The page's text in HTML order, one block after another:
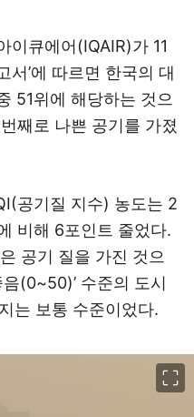
이큐에어(IQAIR)가 11
서’에 따르면 한국의 대
51위에 해당하는 것으
째로 나쁜 공기를 가졌
공기질 지수) 농도는 2
비해 6포인트 줄었다.
공기 질을 가진 것으
(0~50)’ 수준의 도시
는 보통 수준이었다.